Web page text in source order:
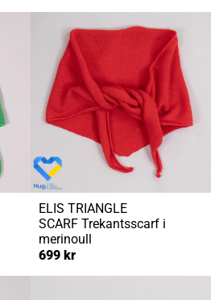
ELIS TRIANGLE
SCARF Trekantsscarf i
merinoull
699 kr